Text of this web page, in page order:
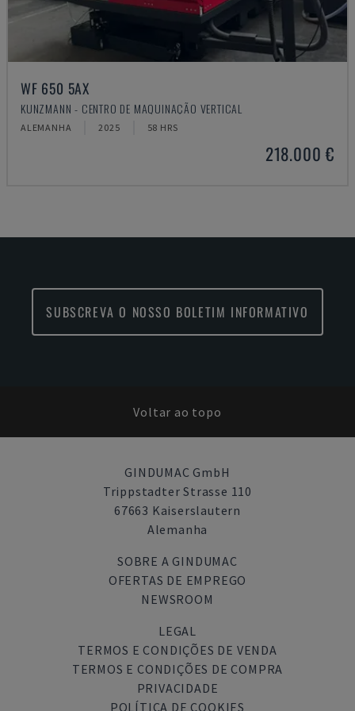
WF 650 5AX
KUNZMANN - CENTRO DE MAQUINAÇÃO VERTICAL
ALEMANHA 2025 58 HRS
218.000 €
SUBSCREVA O NOSSO BOLETIM INFORMATIVO
Voltar ao topo
GINDUMAC GmbH
Trippstadter Strasse 110
67663 Kaiserslautern
Alemanha
SOBRE A GINDUMAC
OFERTAS DE EMPREGO
NEWSROOM
LEGAL
TERMOS E CONDIÇÕES DE VENDA
TERMOS E CONDIÇÕES DE COMPRA
PRIVACIDADE
POLÍTICA DE COOKIES